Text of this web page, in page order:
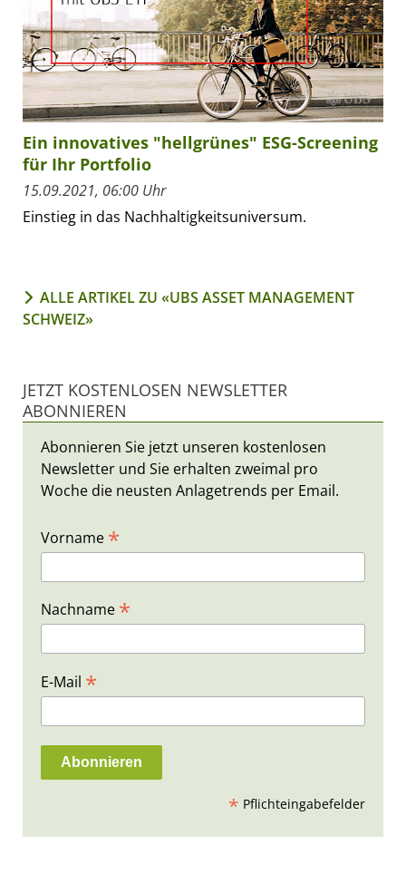
Ein innovatives "hellgrünes" ESG-Screening
für Ihr Portfolio
15.09.2021, 06:00 Uhr
Einstieg in das Nachhaltigkeitsuniversum.
ALLE ARTIKEL ZU «UBS ASSET MANAGEMENT
SCHWEIZ»
JETZT KOSTENLOSEN NEWSLETTER
ABONNIEREN
Abonnieren Sie jetzt unseren kostenlosen
Newsletter und Sie erhalten zweimal pro
Woche die neusten Anlagetrends per Email.
Vorname *
Nachname *
E-Mail *
* Pflichteingabefelder